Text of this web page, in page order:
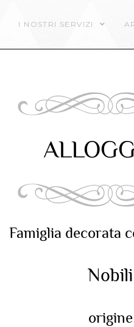
I NOSTRI SERVIZI
Famiglia decorata
Nobili
origine